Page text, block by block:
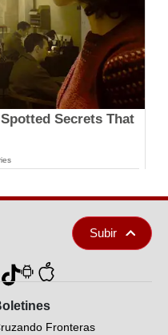
Secrets That
Subir
Fronteras